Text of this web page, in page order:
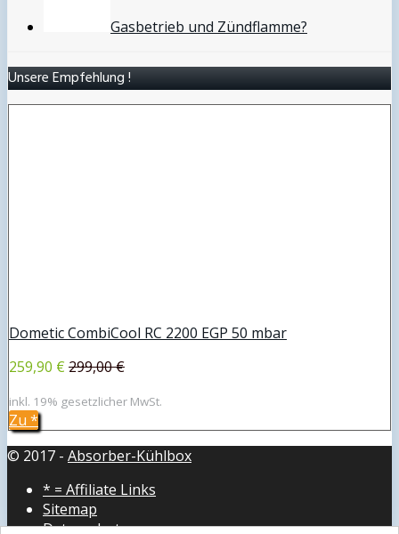
Gasbetrieb und Zündflamme?
Unsere Empfehlung !
Dometic CombiCool RC 2200 EGP 50 mbar
259,90 € 299,00 €
inkl. 19% gesetzlicher MwSt.
Zu *
© 2017 - Absorber-Kühlbox
* = Affiliate Links
Sitemap
Datenschutz